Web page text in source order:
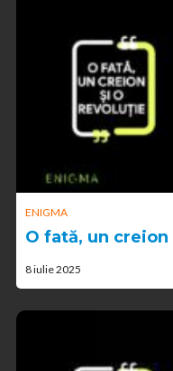
ENIGMA
O fată, un
8 iulie 2025